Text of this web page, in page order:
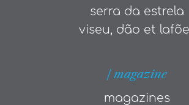
serra da estrela
viseu, dão et
| magazine
magazines